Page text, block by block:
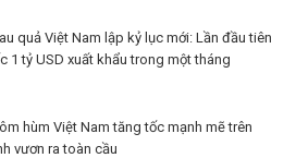
quả Việt Nam lập kỷ lục mới: Lần đầu tiên
1 tỷ USD xuất khẩu trong một tháng
hùm Việt Nam tăng tốc mạnh mẽ trên
vươn ra toàn cầu